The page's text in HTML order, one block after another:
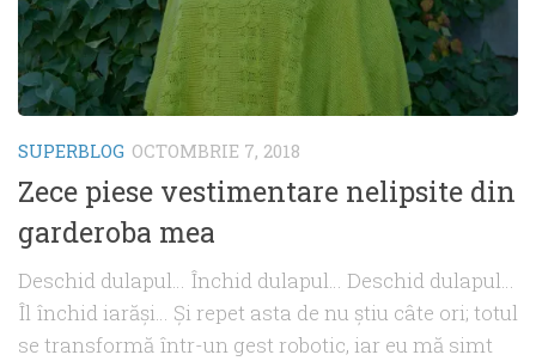
SUPERBLOG OCTOMBRIE 7, 2018
Zece piese vestimentare nelipsite din
garderoba mea
Deschid dulapul… Închid dulapul… Deschid dulapul…
Îl închid iarăşi… Şi repet asta de nu ştiu câte ori; totul
se transformă într-un gest robotic, iar eu mă simt